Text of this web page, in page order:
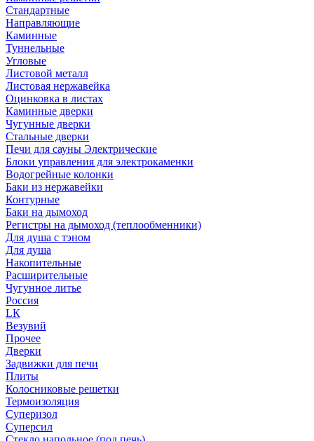
Стандартные
Направляющие
Каминные
Туннельные
Угловые
Листовой металл
Листовая нержавейка
Оцинковка в листах
Каминные дверки
Чугунные дверки
Стальные дверки
Печи для сауны Электрические
Блоки управления для электрокаменки
Водогрейные колонки
Баки из нержавейки
Контурные
Баки на дымоход
Регистры на дымоход (теплообменники)
Для душа с тэном
Для душа
Накопительные
Расширительные
Чугунное литье
Россия
LК
Везувий
Прочее
Дверки
Задвижки для печи
Плиты
Колосниковые решетки
Термоизоляция
Суперизол
Суперсил